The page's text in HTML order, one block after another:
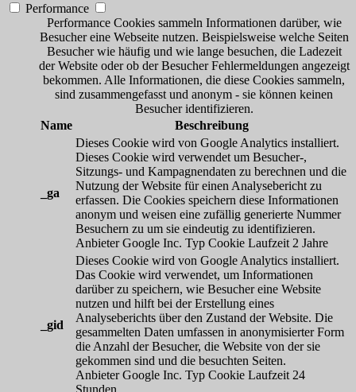
Performance
Performance Cookies sammeln Informationen darüber, wie
Besucher eine Webseite nutzen. Beispielsweise welche Seiten
Besucher wie häufig und wie lange besuchen, die Ladezeit
der Website oder ob der Besucher Fehlermeldungen angezeigt
bekommen. Alle Informationen, die diese Cookies sammeln,
sind zusammengefasst und anonym - sie können keinen
Besucher identifizieren.
Name
Beschreibung
_ga
Dieses Cookie wird von Google Analytics installiert.
Dieses Cookie wird verwendet um Besucher-,
Sitzungs- und Kampagnendaten zu berechnen und die
Nutzung der Website für einen Analysebericht zu
erfassen. Die Cookies speichern diese Informationen
anonym und weisen eine zufällig generierte Nummer
Besuchern zu um sie eindeutig zu identifizieren.
Anbieter Google Inc. Typ Cookie Laufzeit 2 Jahre
_gid
Dieses Cookie wird von Google Analytics installiert.
Das Cookie wird verwendet, um Informationen
darüber zu speichern, wie Besucher eine Website
nutzen und hilft bei der Erstellung eines
Analyseberichts über den Zustand der Website. Die
gesammelten Daten umfassen in anonymisierter Form
die Anzahl der Besucher, die Website von der sie
gekommen sind und die besuchten Seiten.
Anbieter Google Inc. Typ Cookie Laufzeit 24
Stunden